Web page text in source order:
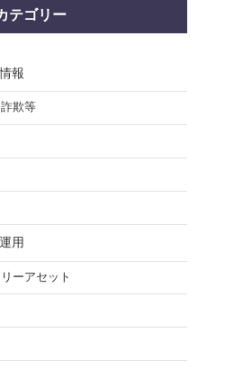
テゴリー
報
欺等
用
ーアセット